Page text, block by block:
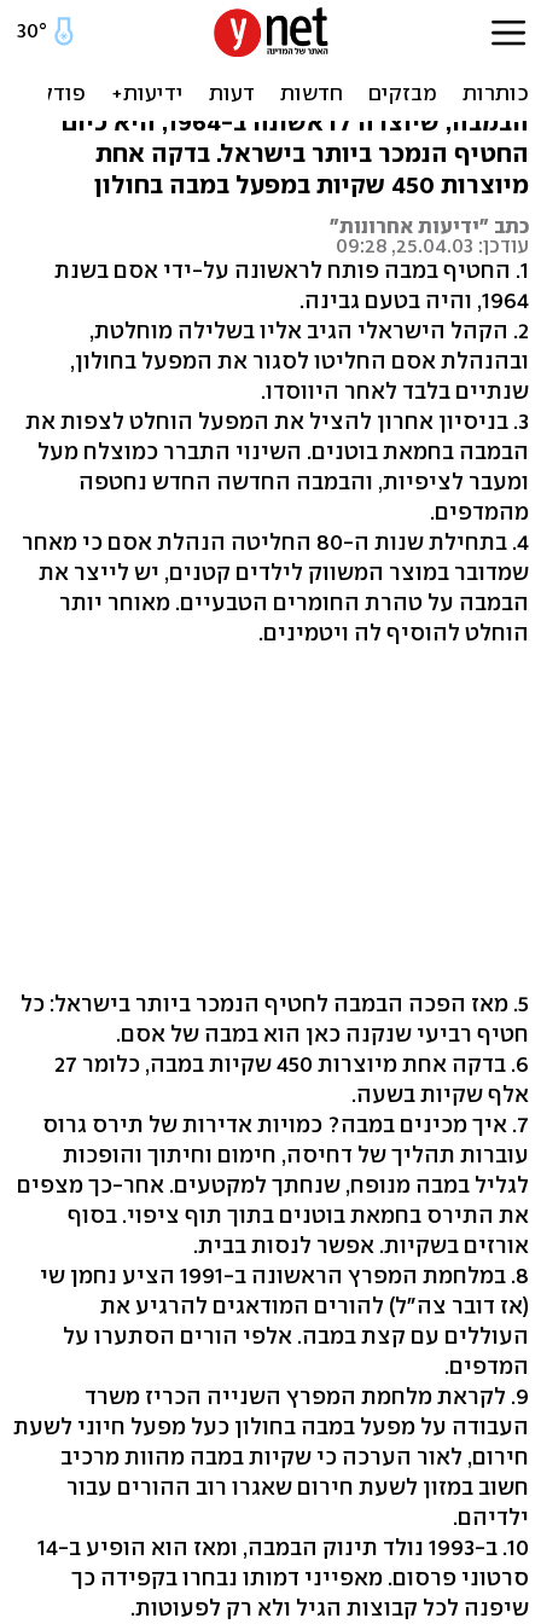
10 דברים שלא ידעתם על:
הבמבה, שיוצרה לראשונה ב-1964, היא כיום
החטיף הנמכר ביותר בישראל. בדקה אחת
מיוצרות 450 שקיות במפעל במבה בחולון
כתב "ידיעות אחרונות"
עודכן: 25.04.03, 09:28
1. החטיף במבה פותח לראשונה על-ידי אסם בשנת
1964, והיה בטעם גבינה.
2. הקהל הישראלי הגיב אליו בשלילה מוחלטת,
ובהנהלת אסם החליטו לסגור את המפעל בחולון,
שנתיים בלבד לאחר היווסדו.
3. בניסיון אחרון להציל את המפעל הוחלט לצפות את
הבמבה בחמאת בוטנים. השינוי התברר כמוצלח מעל
ומעבר לציפיות, והבמבה החדשה החדש נחטפה
מהמדפים.
4. בתחילת שנות ה-80 החליטה הנהלת אסם כי מאחר
שמדובר במוצר המשווק לילדים קטנים, יש לייצר את
הבמבה על טהרת החומרים הטבעיים. מאוחר יותר
הוחלט להוסיף לה ויטמינים.
5. מאז הפכה הבמבה לחטיף הנמכר ביותר בישראל: כל
חטיף רביעי שנקנה כאן הוא במבה של אסם.
6. בדקה אחת מיוצרות 450 שקיות במבה, כלומר 27
אלף שקיות בשעה.
7. איך מכינים במבה? כמויות אדירות של תירס גרוס
עוברות תהליך של דחיסה, חימום וחיתוך והופכות
לגליל במבה מנופח, שנחתך למקטעים. אחר-כך מצפים
את התירס בחמאת בוטנים בתוך תוף ציפוי. בסוף
אורזים בשקיות. אפשר לנסות בבית.
8. במלחמת המפרץ הראשונה ב-1991 הציע נחמן שי
(אז דובר צה"ל) להורים המודאגים להרגיע את
העוללים עם קצת במבה. אלפי הורים הסתערו על
המדפים.
9. לקראת מלחמת המפרץ השנייה הכריז משרד
העבודה על מפעל במבה בחולון כעל מפעל חיוני לשעת
חירום, לאור הערכה כי שקיות במבה מהוות מרכיב
חשוב במזון לשעת חירום שאגרו רוב ההורים עבור
ילדיהם.
10. ב-1993 נולד תינוק הבמבה, ומאז הוא הופיע ב-14
סרטוני פרסום. מאפייני דמותו נבחרו בקפידה כך
שיפנה לכל קבוצות הגיל ולא רק לפעוטות.